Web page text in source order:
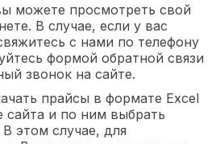
можете просмотреть свой
В случае, если у вас
с нами по телефону
формой обратной связи
звонок на сайте.
прайсы в формате Excel
сайта и по ним выбрать
этом случае, для